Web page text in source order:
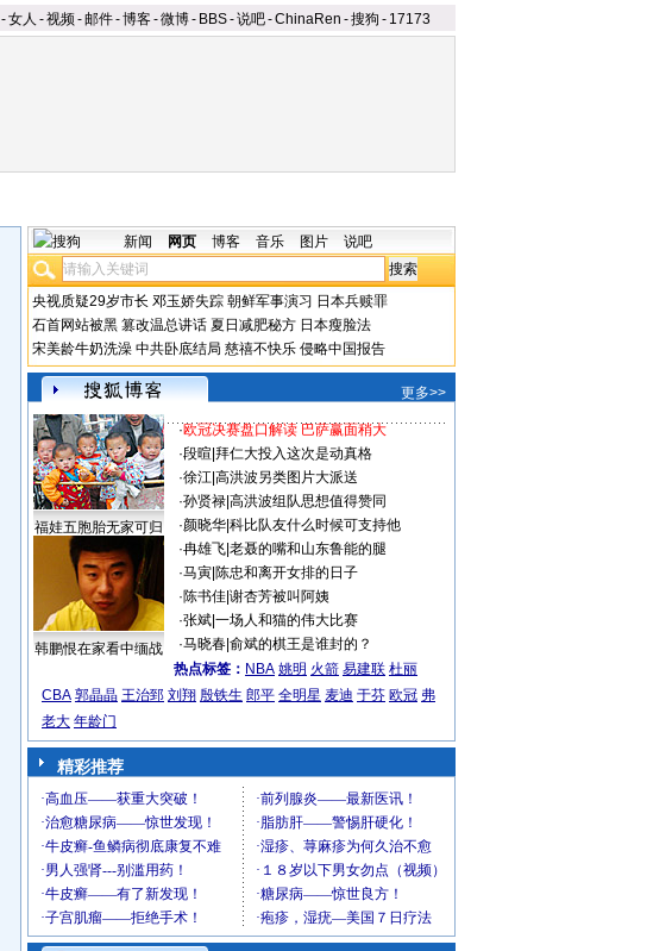
-女人 -视频-邮件-博客-微博- BBS-说吧-ChinaRen -搜狗 - 17173
新闻 网页 博客 音乐 图片 说吧
央视质疑29岁市长 邓玉娇失踪 朝鲜军事演习 日本兵赎罪
石首网站被黑 篡改温总讲话 夏日减肥秘方 日本瘦脸法
宋美龄牛奶洗澡 中共卧底结局 慈禧不快乐 侵略中国报告
更多>>
福娃五胞胎无家可归
韩鹏恨在家看中缅战
·欧冠决赛盘口解读 巴萨赢面稍大
·段暄 拜仁大投入这次是动真格
·徐江| 高洪波另类图片大派送
·孙贤禄| 高洪波组队思想值得赞同
·颜晓华| 科比队友什么时候可支持他
·冉雄飞| 老聂的嘴和山东鲁能的腿
·马寅| 陈忠和离开女排的日子
·陈书佳| 谢杏芳被叫阿姨
·张斌| 一场人和猫的伟大比赛
·马晓春| 俞斌的棋王是谁封的？
热点标签： NBA 姚明 火箭 易建联 杜丽
CBA 郭晶晶 王治郅 刘翔 殷铁生 郎平 全明星 麦迪 于芬 欧冠 弗
老大 年龄门
精彩推荐